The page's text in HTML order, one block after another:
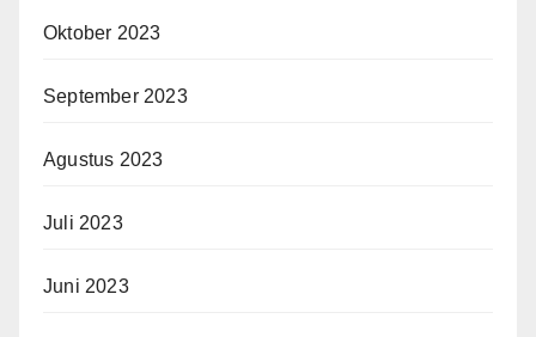
Oktober 2023
September 2023
Agustus 2023
Juli 2023
Juni 2023